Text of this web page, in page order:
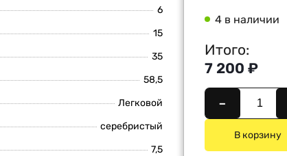
6
15
35
58,5
Легковой
серебристый
7,5
4 в наличии
Итого:
7 200 ₽
-
В корзину